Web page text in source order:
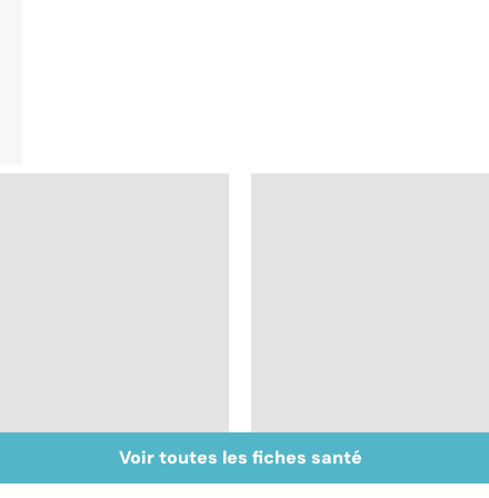
Accident vasculaire
cérébral : l'enfant
AVC : l'importance de
la rééducation
Voir toutes les fiches santé